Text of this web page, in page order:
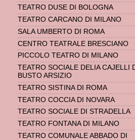
TEATRO DUSE DI BOLOGNA
TEATRO CARCANO DI MILANO
SALA UMBERTO DI ROMA
CENTRO TEATRALE BRESCIANO
PICCOLO TEATRO DI MILANO
TEATRO SOCIALE DELIA CAJELLI
BUSTO ARSIZIO
TEATRO SISTINA DI ROMA
TEATRO COCCIA DI NOVARA
TEATRO SOCIALE DI STRADELLA
TEATRO FONTANA DI MILANO
TEATRO COMUNALE ABBADO DI